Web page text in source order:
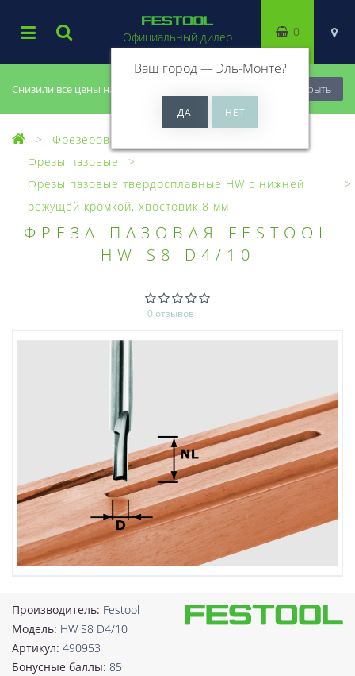
Снизили все цены на 20%, успей купить! Закрыть
Официальный дилер
Ваш город —Эль-Монте?
0
Фрезерование
Фрезы пазовые
Фрезы пазовые твердосплавные HW с нижней
режущей кромкой, хвостовик 8 мм
ФРЕЗА ПАЗОВАЯ FESTOOL
HW S8 D4/10
0 отзывов
Производитель: Festool
Модель: HW S8 D4/10
Артикул: 490953
Бонусные баллы: 85